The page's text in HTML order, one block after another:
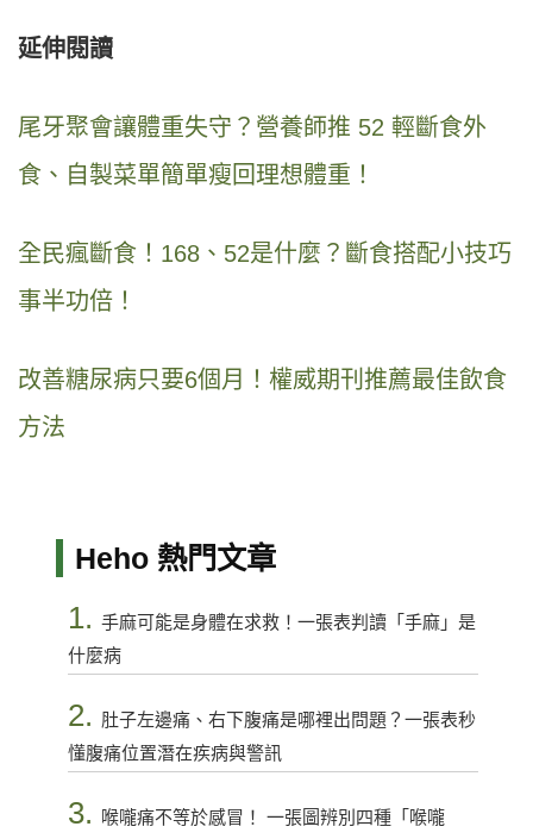
延伸閱讀
尾牙聚會讓體重失守？營養師推 52 輕斷食外
食、自製菜單簡單瘦回理想體重！
全民瘋斷食！168、52是什麼？斷食搭配小技巧
事半功倍！
改善糖尿病只要6個月！權威期刊推薦最佳飲食
方法
Heho 熱門文章
1. 手麻可能是身體在求救！一張表判讀「手麻」是
什麼病
2. 肚子左邊痛、右下腹痛是哪裡出問題？一張表秒
懂腹痛位置潛在疾病與警訊
3.
喉嚨痛不等於感冒！ 一張圖辨別四種「喉嚨